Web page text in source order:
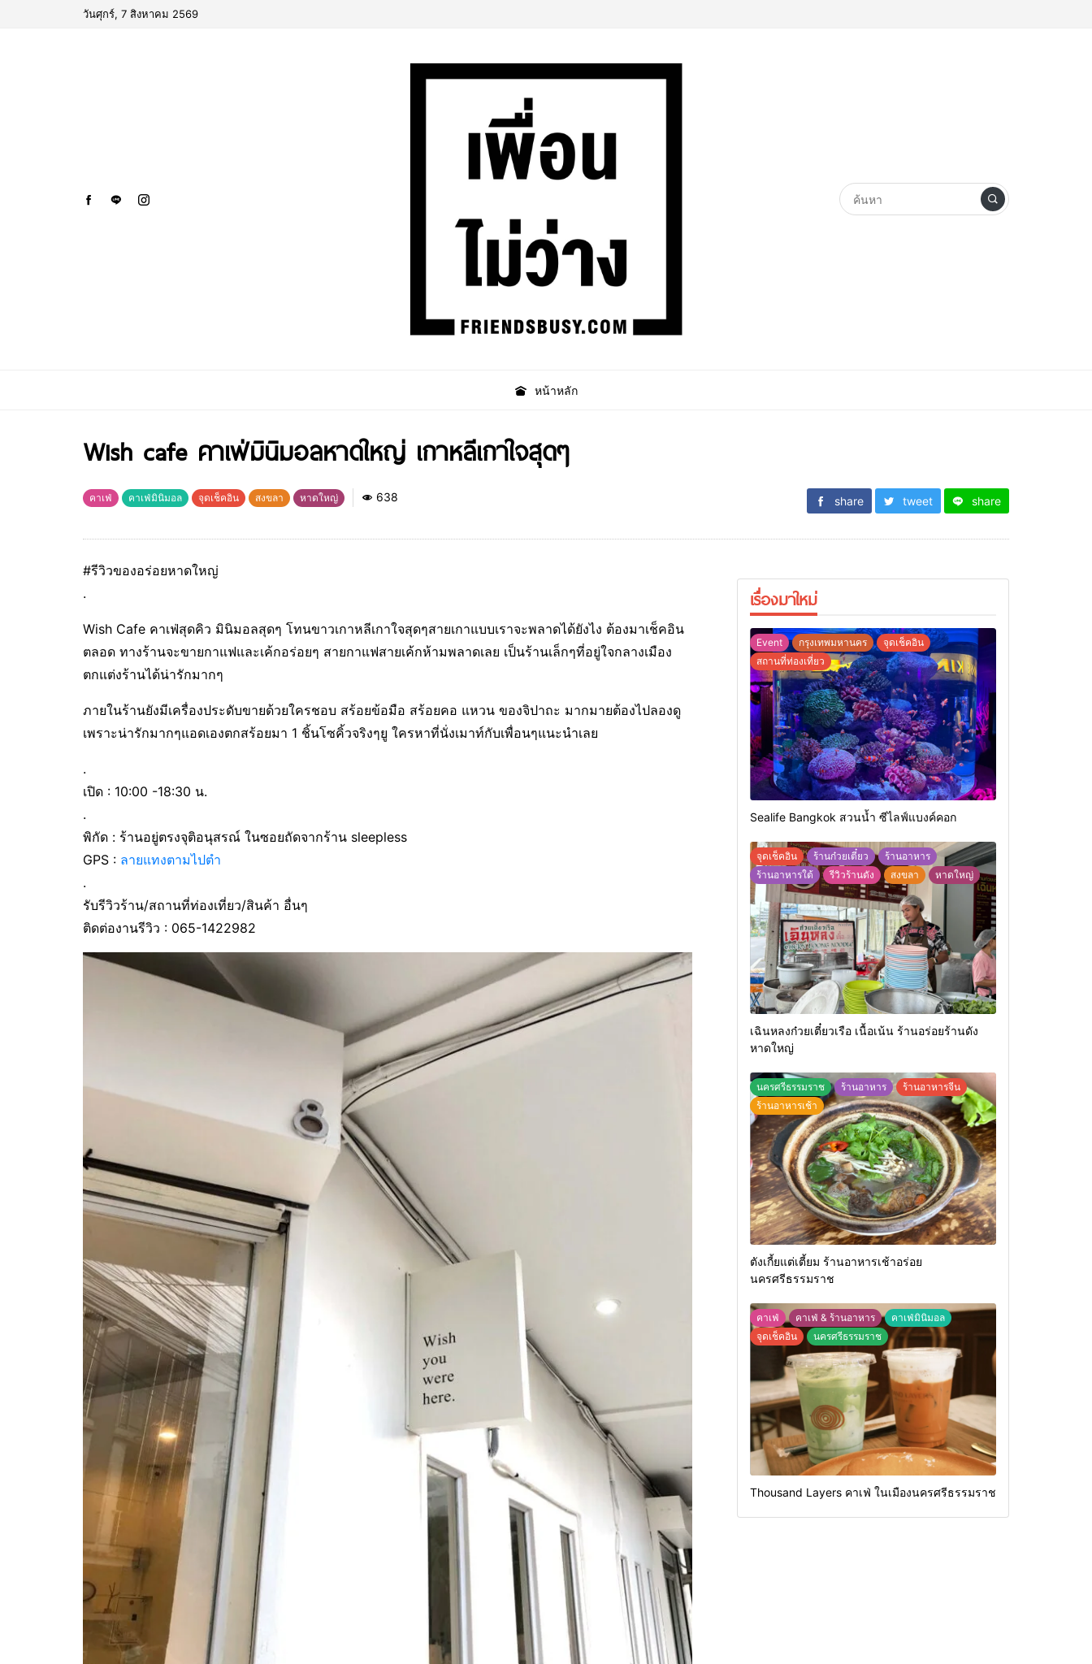
วันศุกร์, 7 สิงหาคม 2569
หน้าหลัก
Wish cafe คาเฟ่มินิมอลหาดใหญ่ เกาหลีเกาใจสุดๆ
คาเฟ่ คาเฟ่มินิมอล จุดเช็คอิน สงขลา หาดใหญ่ 638 share tweet share
#รีวิวของอร่อยหาดใหญ่
.
Wish Cafe คาเฟ่สุดคิว มินิมอลสุดๆ โทนขาวเกาหลีเกาใจสุดๆสายเกาแบบเราจะพลาดได้ยังไง ต้องมาเช็คอิน
ตลอด ทางร้านจะขายกาแฟและเค้กอร่อยๆ สายกาแฟสายเค้กห้ามพลาดเลย เป็นร้านเล็กๆที่อยู่ใจกลางเมือง
ตกแต่งร้านได้น่ารักมากๆ
ภายในร้านยังมีเครื่องประดับขายด้วยใครชอบ สร้อยข้อมือ สร้อยคอ แหวน ของจิปาถะ มากมายต้องไปลองดู
เพราะน่ารักมากๆแอดเองตกสร้อยมา 1 ชิ้นโซคิ้วจริงๆยู ใครหาที่นั่งเมาท์กับเพื่อนๆแนะนำเลย
.
เปิด : 10:00 -18:30 น.
.
พิกัด : ร้านอยู่ตรงจุติอนุสรณ์ ในซอยถัดจากร้าน sleepless
GPS : ลายแทงตามไปตำ
.
รับรีวิวร้าน/สถานที่ท่องเที่ยว/สินค้า อื่นๆ
ติดต่องานรีวิว : 065-1422982
เรื่องมาใหม่
Event กรุงเทพมหานคร
จุดเช็คอิน
สถานที่ท่องเที่ยว
Sealife Bangkok สวนน้ำ ซีไลฟ์แบงค์คอก
จุดเช็คอิน ร้านก๋วยเตี๋ยว
ร้านอาหาร
ร้านอาหารใต้
รีวิวร้านดัง สงขลา หาดใหญ่
เฉินหลงก๋วยเตี๋ยวเรือ เนื้อเน้น ร้านอร่อยร้านดัง
หาดใหญ่
นครศรีธรรมราช ร้านอาหาร
ร้านอาหารจีน
ร้านอาหารเช้า
ตังเกี้ยแต่เตี้ยม ร้านอาหารเช้าอร่อย
นครศรีธรรมราช
คาเฟ่ คาเฟ่ & ร้านอาหาร
คาเฟ่มินิมอล
จุดเช็คอิน
นครศรีธรรมราช
Thousand Layers คาเฟ่ ในเมืองนครศรีธรรมราช